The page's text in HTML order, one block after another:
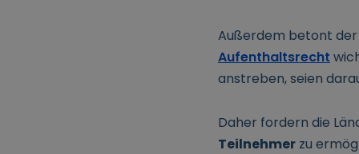
Außerdem betont
Aufenthaltsrecht
anstreben, seien
Daher fordern die
Teilnehmer zu